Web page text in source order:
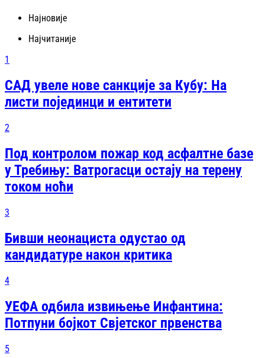
Најновије
Најчитаније
1
САД увеле нове санкције за Кубу: На
листи појединци и ентитети
2
Под контролом пожар код асфалтне базе
у Требињу: Ватрогасци остају на терену
током ноћи
3
Бивши неонациста одустао од
кандидатуре након критика
4
УЕФА одбила извињење Инфантина:
Потпуни бојкот Свјетског првенства
5